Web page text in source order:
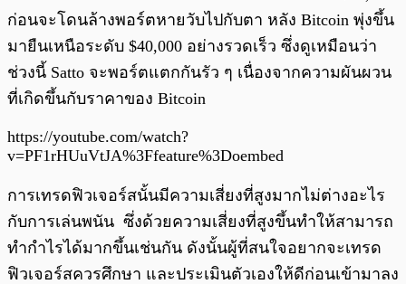
ก่อนจะโดนล้างพอร์ตหายวับไปกับตา หลัง Bitcoin พุ่งขึ้น
มายืนเหนือระดับ $40,000 อย่างรวดเร็ว ซึ่งดูเหมือนว่า
ช่วงนี้ Satto จะพอร์ตแตกกันรัว ๆ เนื่องจากความผันผวน
ที่เกิดขึ้นกับราคาของ Bitcoin
https://youtube.com/watch?
v=PF1rHUuVtJA%3Ffeature%3Doembed
การเทรดฟิวเจอร์สนั้นมีความเสี่ยงที่สูงมากไม่ต่างอะไร
กับการเล่นพนัน ซึ่งด้วยความเสี่ยงที่สูงขึ้นทำให้สามารถ
ทำกำไรได้มากขึ้นเช่นกัน ดังนั้นผู้ที่สนใจอยากจะเทรด
ฟิวเจอร์สควรศึกษา และประเมินตัวเองให้ดีก่อนเข้ามาลง